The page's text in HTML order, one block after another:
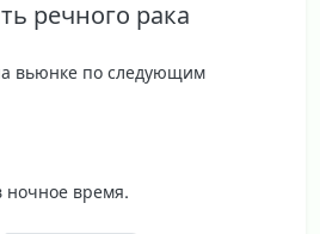
речного рака
вьюнке по следующим
ночное время.